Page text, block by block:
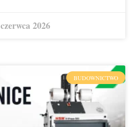
2026
BUDOWNICTWO